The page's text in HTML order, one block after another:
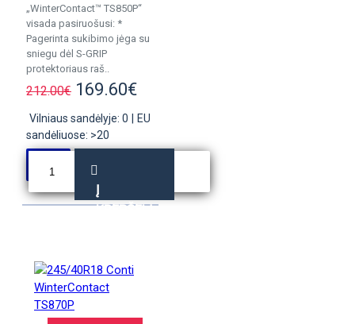
„WinterContact™ TS850P“
visada pasiruošusi: *
Pagerinta sukibimo jėga su
sniegu dėl S-GRIP
protektoriaus raš..
212.00€ 169.60€
Vilniaus sandėlyje: 0
EU
sandėliuose: >20
Į
KREPŠELĮ